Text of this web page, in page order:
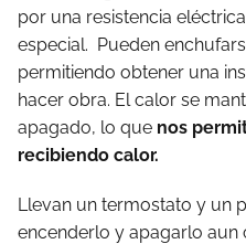
por una resistencia
especial. Pueden
permitiendo obtener una
hacer obra. El calor se
apagado, lo que nos
recibiendo calor.
Llevan un termostato y un
encenderlo y apagarlo aun